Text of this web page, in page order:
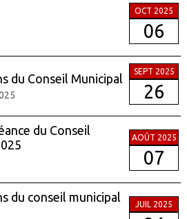
OCT 2025
06
du Conseil Municipal
SEPT 2025
26
du Conseil
AOÛT 2025
07
du conseil municipal
JUIL 2025